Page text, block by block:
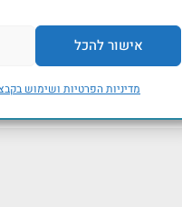
אישור להכל
מדיניות הפרטיות ושימוש